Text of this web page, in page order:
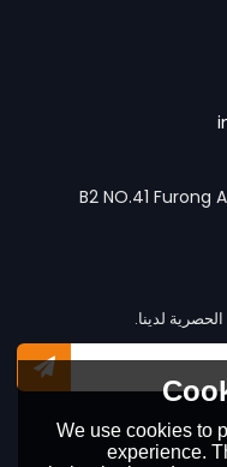
B2 NO.41 Furong
لدينا.
We use cookies to
experience.